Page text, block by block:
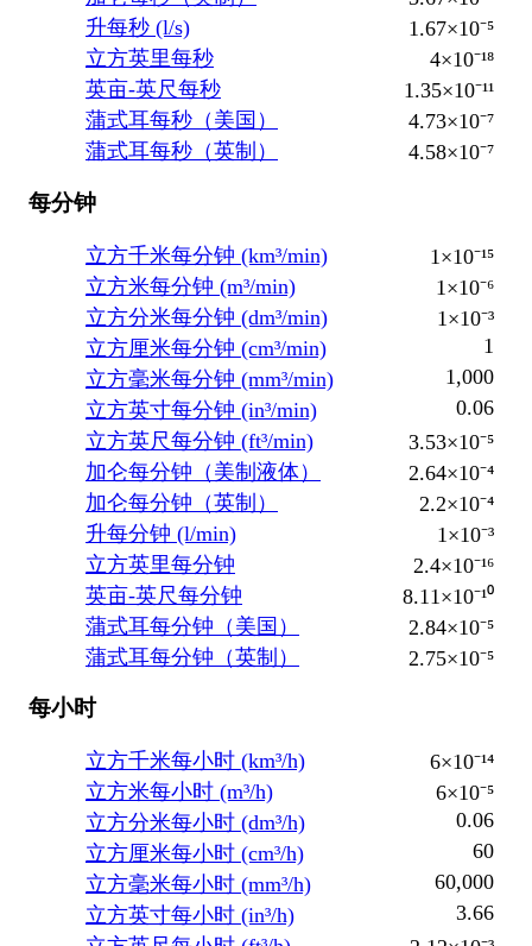
升每秒 (l/s)
1.67×10⁻⁵
立方英里每秒
4×10⁻¹⁸
英亩-英尺每秒
1.35×10⁻¹¹
蒲式耳每秒（美国）
4.73×10⁻⁷
蒲式耳每秒（英制）
4.58×10⁻⁷
每分钟
立方千米每分钟 (km³/min)
1×10⁻¹⁵
立方米每分钟 (m³/min)
1×10⁻⁶
立方分米每分钟 (dm³/min)
1×10⁻³
立方厘米每分钟 (cm³/min)
1
立方毫米每分钟 (mm³/min)
1,000
立方英寸每分钟 (in³/min)
0.06
立方英尺每分钟 (ft³/min)
3.53×10⁻⁵
加仑每分钟（美制液体）
2.64×10⁻⁴
加仑每分钟（英制）
2.2×10⁻⁴
升每分钟 (l/min)
1×10⁻³
立方英里每分钟
2.4×10⁻¹⁶
英亩-英尺每分钟
8.11×10⁻¹⁰
蒲式耳每分钟（美国）
2.84×10⁻⁵
蒲式耳每分钟（英制）
2.75×10⁻⁵
每小时
立方千米每小时 (km³/h)
6×10⁻¹⁴
立方米每小时 (m³/h)
6×10⁻⁵
立方分米每小时 (dm³/h)
0.06
立方厘米每小时 (cm³/h)
60
立方毫米每小时 (mm³/h)
60,000
立方英寸每小时 (in³/h)
3.66